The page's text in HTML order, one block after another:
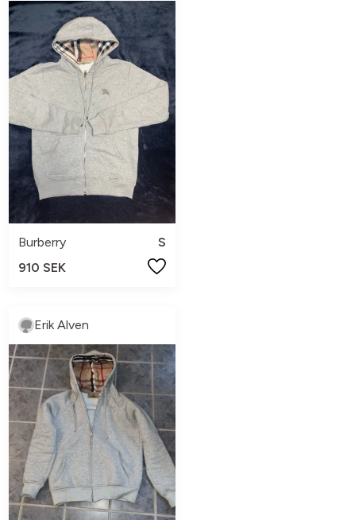
Burberry
S
910 SEK
Erik Alven